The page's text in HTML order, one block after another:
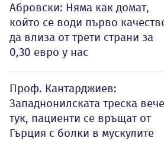
Абровски: Няма как домат,
който се води първо
да влиза от трети страни за
0,30 евро у нас
Проф. Кантарджиев:
Западнонилската треска
тук, пациенти се връщат от
Гърция с болки в мускулите